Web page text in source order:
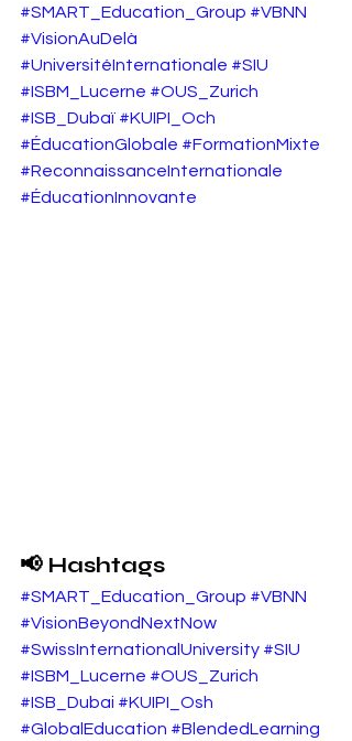
#SMART_Education_Group #VBNN
#VisionAuDelà
#UniversitéInternationale #SIU
#ISBM_Lucerne #OUS_Zurich
#ISB_Dubaï #KUIPI_Och
#ÉducationGlobale #FormationMixte
#ReconnaissanceInternationale
#ÉducationInnovante
📢 Hashtags
#SMART_Education_Group #VBNN
#VisionBeyondNextNow
#SwissInternationalUniversity #SIU
#ISBM_Lucerne #OUS_Zurich
#ISB_Dubai #KUIPI_Osh
#GlobalEducation #BlendedLearning